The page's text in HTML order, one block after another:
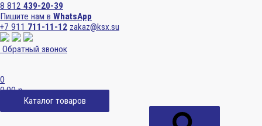
8 812 439-20-39
Пишите нам в WhatsApp
+7 911 711-11-12 zakaz@ksx.su
Обратный звонок
0
0,00р.
Каталог товаров